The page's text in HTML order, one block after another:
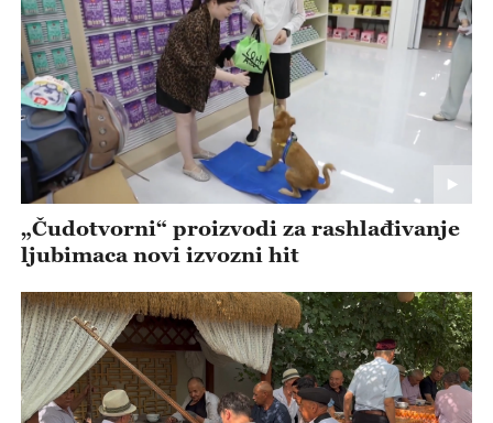
„Čudotvorni“ proizvodi za rashlađivanje
ljubimaca novi izvozni hit